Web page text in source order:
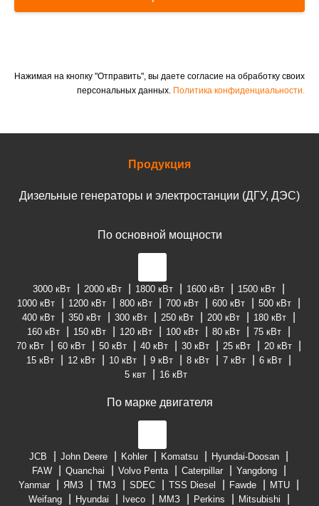
Нажимая на кнопку "Отправить", вы даете согласие на обработку своих
персональных данных. Политика конфиденциальности.
Продукция
Дизельные генераторы и электростанции (ДГУ, ДЭС)
По основной мощности
3000 кВт 2000 кВт 1800 кВт 1600 кВт
1500 кВт
1000 кВт
1200 кВт 800 кВт 700 кВт 600 кВт
500 кВт
400 кВт
350 кВт 300 кВт 250 кВт 200 кВт
180 кВт
160 кВт
150 кВт 120 кВт 100 кВт 80 кВт
75 кВт
70 кВт
60 кВт 50 кВт 40 кВт 30 кВт 25 кВт
20 кВт
15 кВт
12 кВт 10 кВт 9 кВт 8 кВт 7 кВт
6 кВт
5 квт
16 кВт
По марке двигателя
JCB John Deere Kohler Komatsu
Hyundai-Doosan
FAW
Quanchai Volvo Penta Caterpillar
Yangdong
Yanmar
ЯМЗ ТМЗ SDEC TSS Diesel Fawde
MTU
Weifang
Hyundai Iveco ММЗ Perkins
Mitsubishi